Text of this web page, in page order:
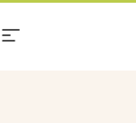
Passer au contenu
Navigation